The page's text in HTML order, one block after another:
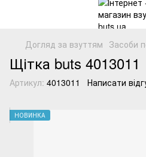
Догляд за взуттям Засоби
Щітка buts 4013011
Артикул: 4013011 Написати
НОВИНКА